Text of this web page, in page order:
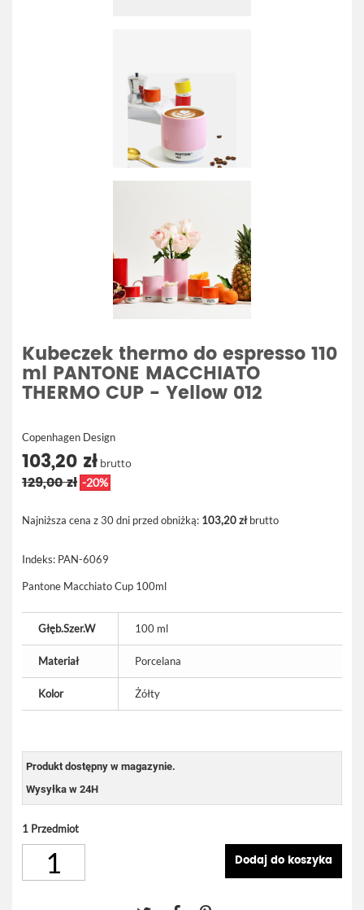
Kubeczek thermo do espresso 110
ml PANTONE MACCHIATO
THERMO CUP - Yellow 012
Copenhagen Design
103,20 zł brutto
129,00 zł -20%
Najniższa cena z 30 dni przed obniżką: 103,20 złbrutto
Indeks: PAN-6069
Pantone Macchiato Cup 100ml
Głęb.Szer.W 100 ml
Materiał Porcelana
Kolor Żółty
Produkt dostępny w magazynie.
Wysyłka w 24H
1 Przedmiot
Dodaj do koszyka